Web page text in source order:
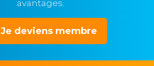
avantages.
Je deviens membre